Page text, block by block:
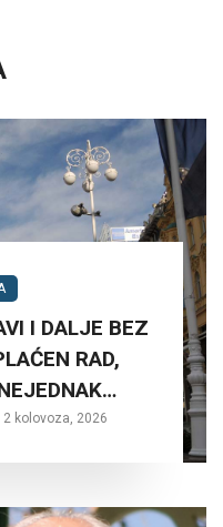
I DALJE BEZ
RAD,
2 kolovoza, 2026